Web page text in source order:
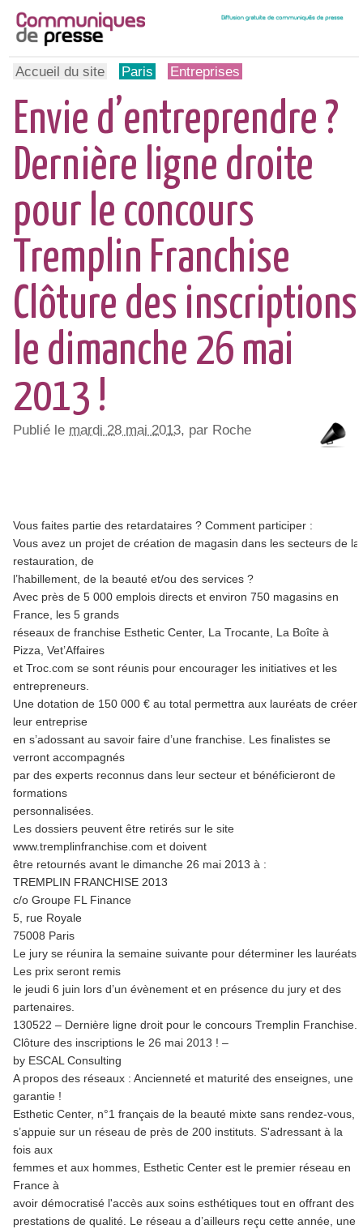
Accueil du site Paris Entreprises
Envie d’entreprendre ?
Dernière ligne droite
pour le concours
Tremplin Franchise
Clôture des inscriptions
le dimanche 26 mai
2013 !
Publié le mardi 28 mai 2013, par Roche
Vous faites partie des retardataires ? Comment participer :
Vous avez un projet de création de magasin dans les secteurs de la
restauration, de
l’habillement, de la beauté et/ou des services ?
Avec près de 5 000 emplois directs et environ 750 magasins en
France, les 5 grands
réseaux de franchise Esthetic Center, La Trocante, La Boîte à
Pizza, Vet’Affaires
et Troc.com se sont réunis pour encourager les initiatives et les
entrepreneurs.
Une dotation de 150 000 € au total permettra aux lauréats de créer
leur entreprise
en s’adossant au savoir faire d’une franchise. Les finalistes se
verront accompagnés
par des experts reconnus dans leur secteur et bénéficieront de
formations
personnalisées.
Les dossiers peuvent être retirés sur le site
www.tremplinfranchise.com et doivent
être retournés avant le dimanche 26 mai 2013 à :
TREMPLIN FRANCHISE 2013
c/o Groupe FL Finance
5, rue Royale
75008 Paris
Le jury se réunira la semaine suivante pour déterminer les lauréats.
Les prix seront remis
le jeudi 6 juin lors d’un évènement et en présence du jury et des
partenaires.
130522 – Dernière ligne droit pour le concours Tremplin Franchise.
Clôture des inscriptions le 26 mai 2013 ! –
by ESCAL Consulting
A propos des réseaux : Ancienneté et maturité des enseignes, une
garantie !
Esthetic Center, n°1 français de la beauté mixte sans rendez-vous,
s’appuie sur un réseau de près de 200 instituts. S'adressant à la
fois aux
femmes et aux hommes, Esthetic Center est le premier réseau en
France à
avoir démocratisé l'accès aux soins esthétiques tout en offrant des
prestations de qualité. Le réseau a d’ailleurs reçu cette année, une